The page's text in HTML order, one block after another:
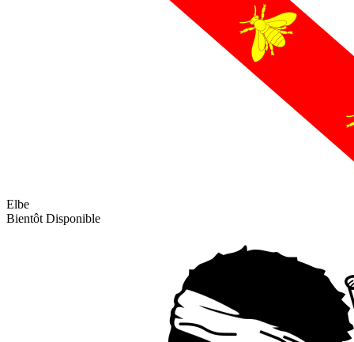
Elbe
Bientôt Disponible